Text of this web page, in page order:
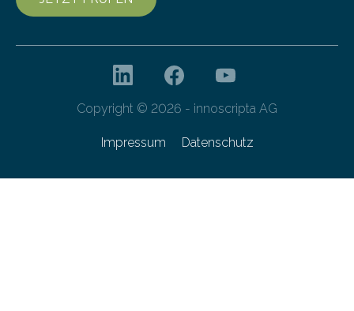
Copyright © 2026 - innoscripta AG
Impressum Datenschutz